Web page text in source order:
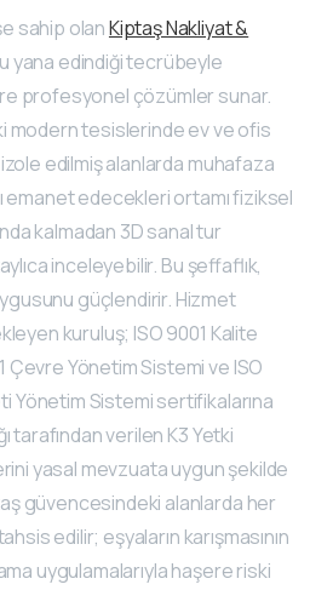
sahip olanKiptaş Nakliyat &
yana edindiği tecrübeyle
profesyonel çözümler sunar.
modern tesislerinde ev ve ofis
edilmiş alanlarda muhafaza
emanet edecekleri ortamı fiziksel
kalmadan 3D sanal tur
inceleyebilir. Bu şeffaflık,
güçlendirir. Hizmet
kuruluş; ISO 9001 Kalite
Çevre Yönetim Sistemi ve ISO
Yönetim Sistemi sertifikalarına
tarafından verilen K3 Yetki
yasal mevzuata uygun şekilde
güvencesindeki alanlarda her
edilir; eşyaların karışmasının
uygulamalarıyla haşere riski